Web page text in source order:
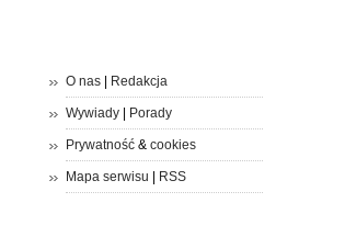
O nas| Redakcja
Wywiady| Porady
Prywatność& cookies
Mapa serwisu RSS